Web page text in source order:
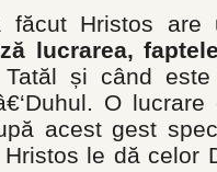
făcut Hristos
lucrarea,
Tatăl și când
O
acest gest
le dă celor